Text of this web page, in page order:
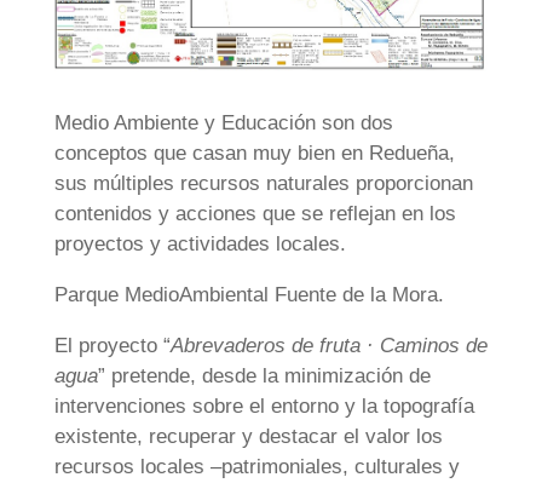
Medio Ambiente y Educación son dos
conceptos que casan muy bien en Redueña,
sus múltiples recursos naturales proporcionan
contenidos y acciones que se reflejan en los
proyectos y actividades locales.
Parque MedioAmbiental Fuente de la Mora.
El proyecto “Abrevaderos de fruta · Caminos de
agua” pretende, desde la minimización de
intervenciones sobre el entorno y la topografía
existente, recuperar y destacar el valor los
recursos locales –patrimoniales, culturales y